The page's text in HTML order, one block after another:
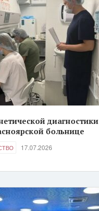
диагностики
больнице
17.07.2026